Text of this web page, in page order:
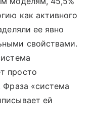
как активного
ее явно
свойствами.
просто
Фраза «система
ей